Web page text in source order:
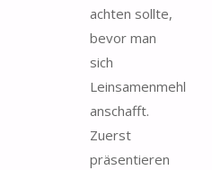
achten sollte,
bevor man
sich
Leinsamenmehl
anschafft.
Zuerst
präsentieren